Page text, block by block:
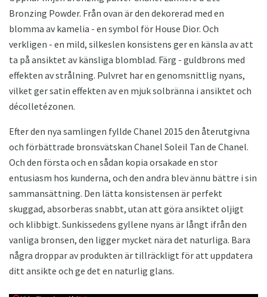
Bronzing Powder. Från ovan är den dekorerad med en
blomma av kamelia - en symbol för House Dior. Och
verkligen - en mild, silkeslen konsistens ger en känsla av att
ta på ansiktet av känsliga blomblad. Färg - guldbrons med
effekten av strålning. Pulvret har en genomsnittlig nyans,
vilket ger satin effekten av en mjuk solbränna i ansiktet och
décolletézonen.
Efter den nya samlingen fyllde Chanel 2015 den återutgivna
och förbättrade bronsvätskan Chanel Soleil Tan de Chanel.
Och den första och en sådan kopia orsakade en stor
entusiasm hos kunderna, och den andra blev ännu bättre i sin
sammansättning. Den lätta konsistensen är perfekt
skuggad, absorberas snabbt, utan att göra ansiktet oljigt
och klibbigt. Sunkissedens gyllene nyans är långt ifrån den
vanliga bronsen, den ligger mycket nära det naturliga. Bara
några droppar av produkten är tillräckligt för att uppdatera
ditt ansikte och ge det en naturlig glans.